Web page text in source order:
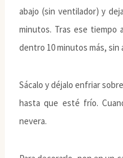
abajo (sin ventilador) y
minutos. Tras ese tiempo
dentro 10 minutos más, sin
Sácalo y déjalo enfriar
hasta que esté frío.
nevera.